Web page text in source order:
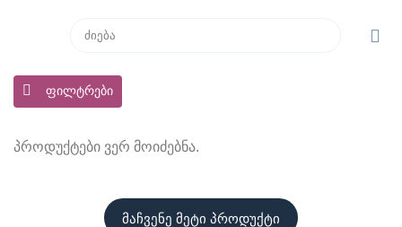
ფილტრები
პროდუქტები ვერ მოიძებნა.
მაჩვენე მეტი პროდუქტი